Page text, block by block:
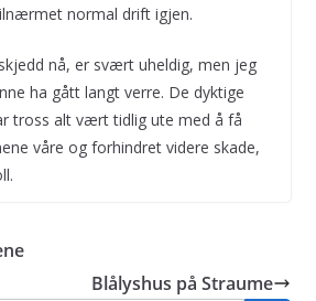
normal drift igjen.
nå, er svært uheldig, men jeg
ha gått langt verre. De dyktige
tross alt vært tidlig ute med å få
våre og forhindret videre skade,
Blålyshus på Straume